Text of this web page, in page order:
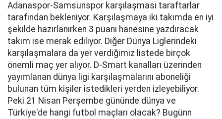
Adanaspor-Samsunspor karşılaşması taraftarlar
tarafından bekleniyor. Karşılaşmaya iki takımda en iyi
şekilde hazırlanırken 3 puanı hanesine yazdıracak
takım ise merak ediliyor. Diğer Dünya Liglerindeki
karşılaşmalara da yer verdiğimiz listede birçok
önemli maç yer alıyor. D-Smart kanalları üzerinden
yayımlanan dünya ligi karşılaşmalarını aboneliği
bulunan tüm kişiler istedikleri yerden izleyebiliyor.
Peki 21 Nisan Perşembe gününde dünya ve
Türkiye'de hangi futbol maçları olacak? Bugünn